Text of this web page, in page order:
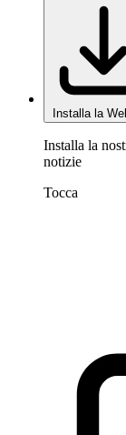
Installa la
Installa la
notizie
Tocca